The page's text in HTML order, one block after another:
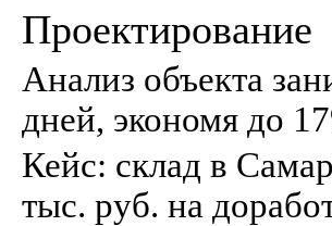
Проектирование
Анализ объекта
дней, экономя до
Кейс: склад в
тыс. руб. на